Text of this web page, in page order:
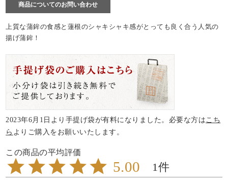
商品についてのお問い合わせ
上質な蒲鉾の食感と蓮根のシャキシャキ感がとっても良く合う人気の
揚げ蒲鉾！
2023年6月1日より手提げ袋が有料になりました。必要な方はこち
ら よりご購入をお願いいたします。
5.00 1